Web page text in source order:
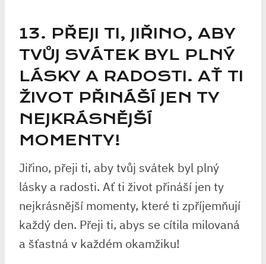
13. PŘEJI TI, JIŘINO, ABY
TVŮJ SVÁTEK BYL PLNÝ
LÁSKY A RADOSTI. AŤ TI
ŽIVOT PŘINÁŠÍ JEN TY
NEJKRÁSNĚJŠÍ
MOMENTY!
Jiřino, přeji ti, aby tvůj svátek byl plný
lásky a radosti. Ať ti život přináší jen ty
nejkrásnější momenty, které ti zpříjemňují
každý den. Přeji ti, abys se cítila milovaná
a šťastná v každém okamžiku!